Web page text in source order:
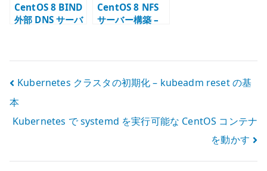
CentOS 8 BIND
外部 DNS サーバ
CentOS 8 NFS
サーバー構築 –
投
稿
ナ
ビ
Kubernetes クラスタの初期化 – kubeadm reset の基
本
Kubernetes で systemd を実行可能な CentOS コンテナ
を動かす